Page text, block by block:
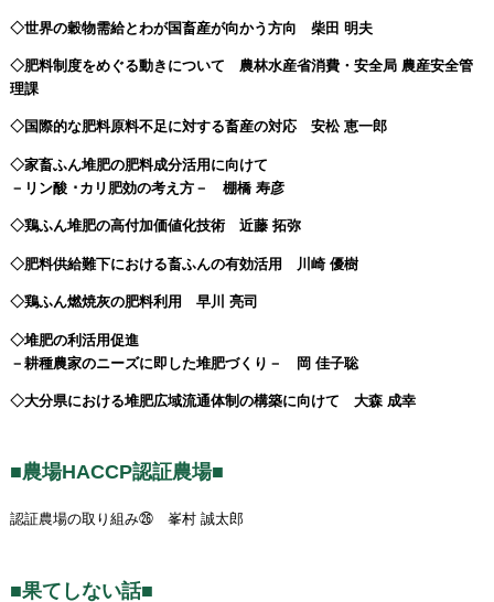
◇世界の穀物需給とわが国畜産が向かう方向 柴田 明夫
◇肥料制度をめぐる動きについて 農林水産省消費・安全局 農産安全管
理課
◇国際的な肥料原料不足に対する畜産の対応 安松 恵一郎
◇家畜ふん堆肥の肥料成分活用に向けて
－リン酸 ･カリ肥効の考え方－ 棚橋 寿彦
◇鶏ふん堆肥の高付加価値化技術 近藤 拓弥
◇肥料供給難下における畜ふんの有効活用 川崎 優樹
◇鶏ふん燃焼灰の肥料利用 早川 亮司
◇堆肥の利活用促進
－耕種農家のニーズに即した堆肥づくり－ 岡 佳子聡
◇大分県における堆肥広域流通体制の構築に向けて 大森 成幸
■農場HACCP認証農場■
認証農場の取り組み㉖ 峯村 誠太郎
■果てしない話■